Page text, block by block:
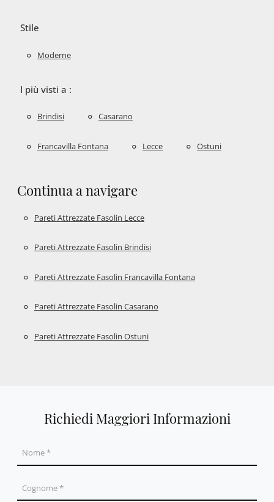
Stile
Moderne
I più visti a :
Brindisi Casarano
Francavilla Fontana Lecce Ostuni
Continua a navigare
Pareti Attrezzate Fasolin Lecce
Pareti Attrezzate Fasolin Brindisi
Pareti Attrezzate Fasolin Francavilla Fontana
Pareti Attrezzate Fasolin Casarano
Pareti Attrezzate Fasolin Ostuni
Richiedi Maggiori Informazioni